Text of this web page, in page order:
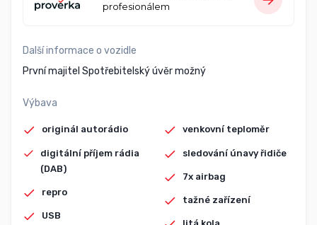
profesionálem
Další informace o vozidle
První majitel Spotřebitelský úvěr možný
Výbava
originál autorádio
digitální příjem rádia
(DAB)
repro
USB
venkovní teploměr
sledování únavy řidiče
7x airbag
tažné zařízení